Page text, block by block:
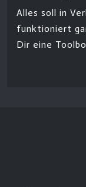
Alles soll in
funktioniert
Dir eine